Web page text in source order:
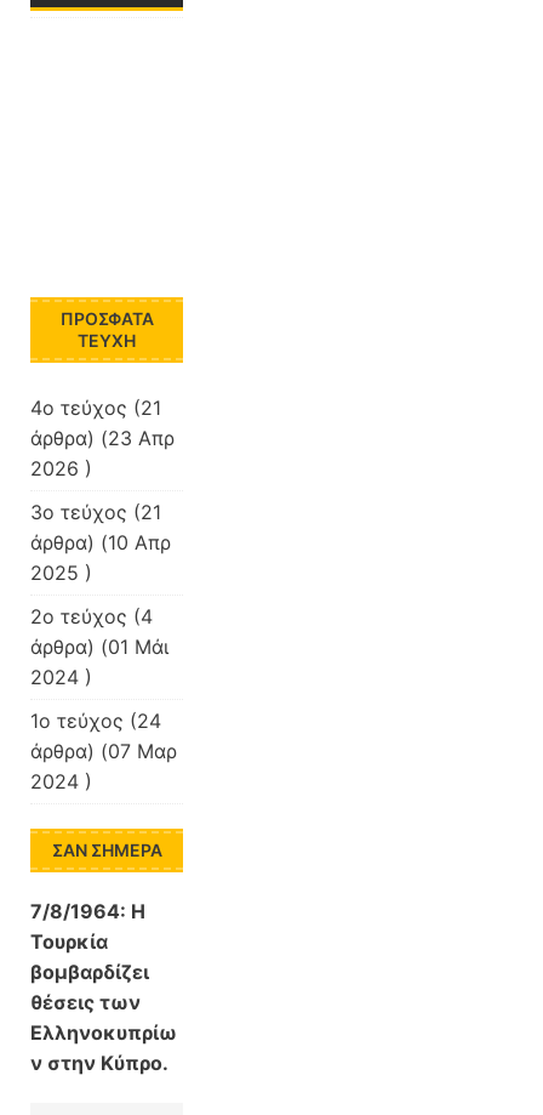
Συνέδρ
ΠΡΌΣΦΑΤΑ
ΤΕΎΧΗ
4ο τεύχος (21
άρθρα) (23 Απρ
2026 )
3ο τεύχος (21
άρθρα) (10 Απρ
2025 )
2ο τεύχος (4
άρθρα) (01 Μάι
2024 )
1ο τεύχος (24
άρθρα) (07 Μαρ
2024 )
ΣΑΝ ΣΉΜΕΡΑ
7/8/1964: Η
Τουρκία
βομβαρδίζει
θέσεις των
Ελληνοκυπρίω
ν στην Κύπρο.